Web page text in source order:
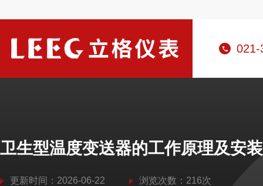
021-
卫生型温度变送器的工作原理及安
更新时间：2026-06-22 浏览次数：216次